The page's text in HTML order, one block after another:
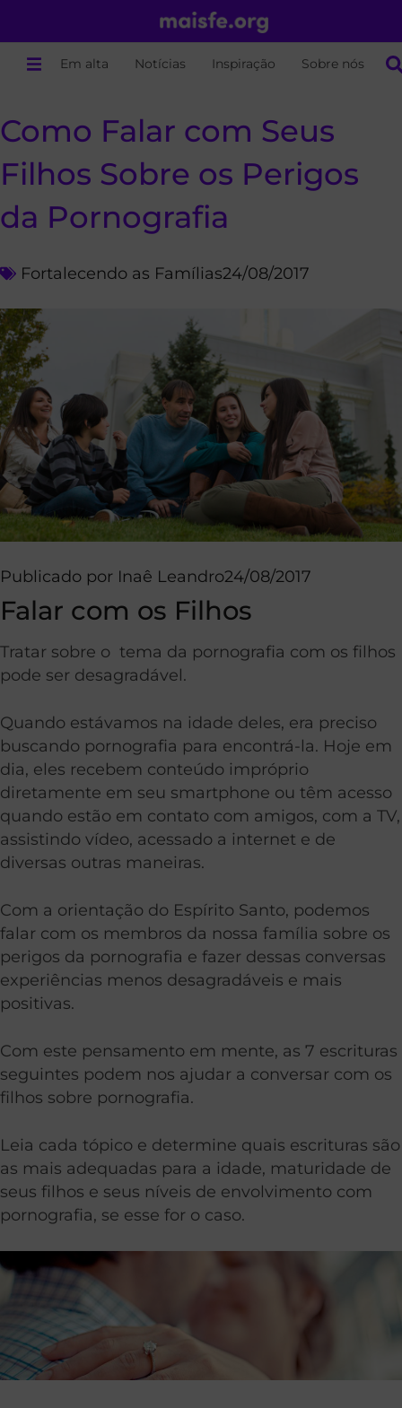
Em alta Notícias Inspiração Sobre nós
Como Falar com Seus
Filhos Sobre os Perigos
da Pornografia
Fortalecendo as Famílias24/08/2017
Publicado por Inaê Leandro24/08/2017
Falar com os Filhos
Tratar sobre o tema da pornografia com os filhos
pode ser desagradável.
Quando estávamos na idade deles, era preciso
buscando pornografia para encontrá-la. Hoje em
dia, eles recebem conteúdo impróprio
diretamente em seu smartphone ou têm acesso
quando estão em contato com amigos, com a TV,
assistindo vídeo, acessado a internet e de
diversas outras maneiras.
Com a orientação do Espírito Santo, podemos
falar com os membros da nossa família sobre os
perigos da pornografia e fazer dessas conversas
experiências menos desagradáveis e mais
positivas.
Com este pensamento em mente, as 7 escrituras
seguintes podem nos ajudar a conversar com os
filhos sobre pornografia.
Leia cada tópico e determine quais escrituras são
as mais adequadas para a idade, maturidade de
seus filhos e seus níveis de envolvimento com
pornografia, se esse for o caso.